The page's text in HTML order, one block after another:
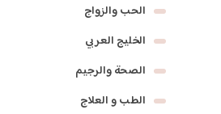
الحب والزواج
الخليج العربي
الصحة والرجيم
الطب و العلاج